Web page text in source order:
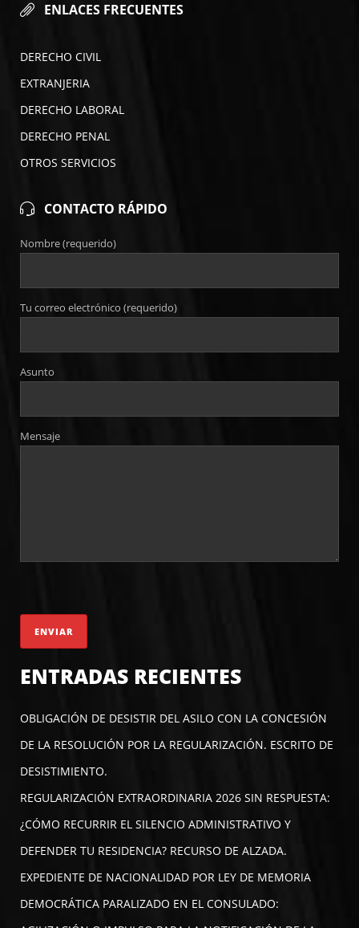
ENLACES FRECUENTES
DERECHO CIVIL
EXTRANJERIA
DERECHO LABORAL
DERECHO PENAL
OTROS SERVICIOS
CONTACTO RÁPIDO
Nombre (requerido)
Tu correo electrónico (requerido)
Asunto
Mensaje
ENTRADAS RECIENTES
OBLIGACIÓN DE DESISTIR DEL ASILO CON LA CONCESIÓN
DE LA RESOLUCIÓN POR LA REGULARIZACIÓN. ESCRITO DE
DESISTIMIENTO.
REGULARIZACIÓN EXTRAORDINARIA 2026 SIN RESPUESTA:
¿CÓMO RECURRIR EL SILENCIO ADMINISTRATIVO Y
DEFENDER TU RESIDENCIA? RECURSO DE ALZADA.
EXPEDIENTE DE NACIONALIDAD POR LEY DE MEMORIA
DEMOCRÁTICA PARALIZADO EN EL CONSULADO: